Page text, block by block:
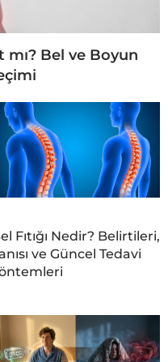
Bel ve Boyun
Fıtığı Nedir? Belirtileri,
ve Güncel Tedavi